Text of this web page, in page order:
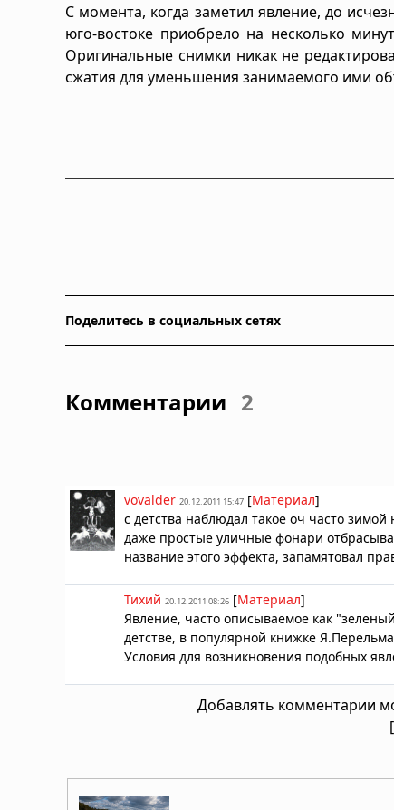
С момента, когда заметил явление, до
юго-востоке приобрело на несколько
Оригинальные снимки никак не
сжатия для уменьшения занимаемого ими
Поделитесь в социальных сетях
Комментарии 2
vovalder 20.12.2011 15:47 [Материал]
с детства наблюдал такое оч часто
даже простые уличные фонари
название этого эффекта, запамятовал
Тихий 20.12.2011 08:26 [Материал]
Явление, часто описываемое как
детстве, в популярной книжке
Условия для возникновения подобных
Добавлять комментарии
[